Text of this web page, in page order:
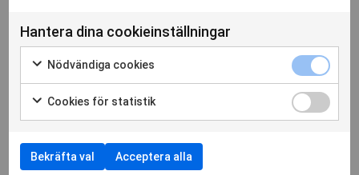
Adress
S:t Göransgatan 84, 3 tr
112 38 Stockholm
Hantera dina cookieinställningar
Nödvändiga cookies
Cookies för statistik
Bekräfta val Acceptera alla